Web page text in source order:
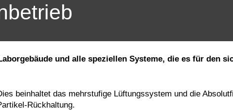
und alle speziellen Systeme, die es für den
beinhaltet das mehrstufige Lüftungssystem und die
Rückhaltung.